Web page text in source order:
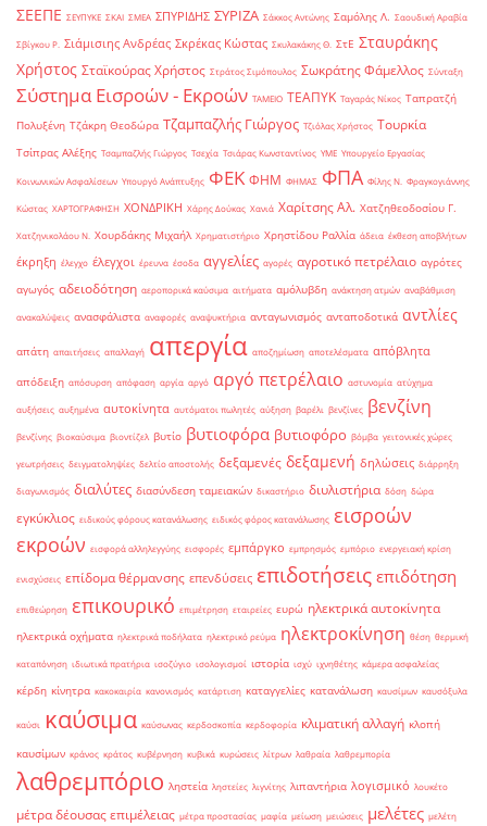
ΣΕΕΠΕ ΣΕΥΠΥΚΕ ΣΚΑΙ ΣΜΕΑ ΣΠΥΡΙΔΗΣ ΣΥΡΙΖΑ Σάκκος Αντώνης Σαμόλης Λ. Σαουδική Αραβία
Σβίγκου Ρ. Σιάμισιης Ανδρέας Σκρέκας Κώστας Σκυλακάκης Θ. ΣτΕ Σταυράκης
Χρήστος Σταϊκούρας Χρήστος Στράτος Σιμόπουλος Σωκράτης Φάμελλος Σύνταξη
Σύστημα Εισροών - Εκροών ΤΑΜΕΙΟ ΤΕΑΠΥΚ Ταγαράς Νίκος Ταπρατζή
Πολυξένη Τζάκρη Θεοδώρα Τζαμπαζλής Γιώργος Τζιόλας Χρήστος Τουρκία
Τσίπρας Αλέξης Τσαμπαζλής Γιώργος Τσεχία Τσιάρας Κωνσταντίνος ΥΜΕ Υπουργείο Εργασίας
Κοινωνικών Ασφαλίσεων Υπουργό Ανάπτυξης ΦΕΚ ΦΗΜ ΦΗΜΑΣ ΦΠΑ Φίλης Ν. Φραγκογιάννης
Κώστας ΧΑΡΤΟΓΡΑΦΗΣΗ ΧΟΝΔΡΙΚΗ Χάρης Δούκας Χανιά Χαρίτσης Αλ. Χατζηθεοδοσίου Γ.
Χατζηνικολάου Ν. Χουρδάκης Μιχαήλ Χρηματιστήριο Χρηστίδου Ραλλία άδεια έκθεση αποβλήτων
έκρηξη έλεγχο έλεγχοι έρευνα έσοδα αγγελίες αγορές αγροτικό πετρέλαιο αγρότες
αγωγός αδειοδότηση αεροπορικά καύσιμα αιτήματα αμόλυβδη ανάκτηση ατμών αναβάθμιση
ανακαλύψεις ανασφάλιστα αναφορές αναψυκτήρια ανταγωνισμός ανταποδοτικά αντλίες
απάτη απαιτήσεις απαλλαγή απεργία αποζημίωση αποτελέσματα απόβλητα
απόδειξη απόσυρση απόφαση αργία αργό αργό πετρέλαιο αστυνομία ατύχημα
αυξήσεις αυξημένα αυτοκίνητα αυτόματοι πωλητές αύξηση βαρέλι βενζίνες βενζίνη
βενζίνης βιοκαύσιμα βιοντίζελ βυτίο βυτιοφόρα βυτιοφόρο βόμβα γειτονικές χώρες
γεωτρήσεις δειγματοληψίες δελτίο αποστολής δεξαμενές δεξαμενή δηλώσεις διάρρηξη
διαγωνισμός διαλύτες διασύνδεση ταμειακών δικαστήριο διυλιστήρια δόση δώρα
εγκύκλιος ειδικούς φόρους κατανάλωσης ειδικός φόρος κατανάλωσης εισροών
εκροών εισφορά αλληλεγγύης εισφορές εμπάργκο εμπρησμός εμπόριο ενεργειακή κρίση
ενισχύσεις επίδομα θέρμανσης επενδύσεις επιδοτήσεις επιδότηση
επιθεώρηση επικουρικό επιμέτρηση εταιρείες ευρώ ηλεκτρικά αυτοκίνητα
ηλεκτρικά οχήματα ηλεκτρικά ποδήλατα ηλεκτρικό ρεύμα ηλεκτροκίνηση θέση θερμική
καταπόνηση ιδιωτικά πρατήρια ισοζύγιο ισολογισμοί ιστορία ισχύ ιχνηθέτης κάμερα ασφαλείας
κέρδη κίνητρα κακοκαιρία κανονισμός κατάρτιση καταγγελίες κατανάλωση καυσίμων καυσόξυλα
καύσι καύσιμα καύσωνας κερδοσκοπία κερδοφορία κλιματική αλλαγή κλοπή
καυσίμων κράνος κράτος κυβέρνηση κυβικά κυρώσεις λίτρων λαθραία λαθρεμπορία
λαθρεμπόριο ληστεία ληστείες λιγνίτης λιπαντήρια λογισμικό λουκέτο
μέτρα δέουσας επιμέλειας μέτρα προστασίας μαφία μείωση μειώσεις μελέτες μελέτη